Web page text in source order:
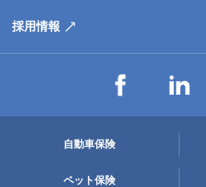
採用情報
自動車保険
ペット保険